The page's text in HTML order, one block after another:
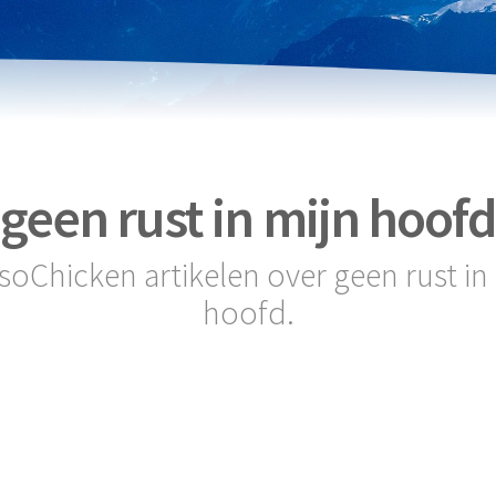
geen rust in mijn hoofd
artikelen over geen rust
hoofd.